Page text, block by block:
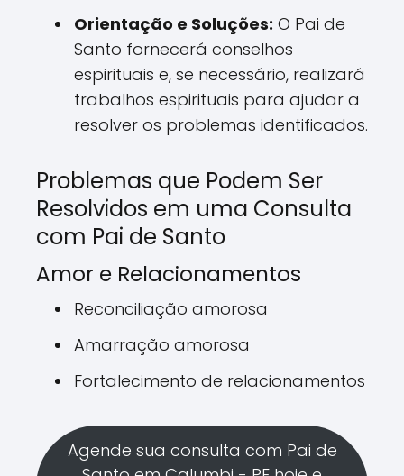
Orientação e Soluções: O Pai de
Santo fornecerá conselhos
espirituais e, se necessário, realizará
trabalhos espirituais para ajudar a
resolver os problemas identificados.
Problemas que Podem Ser
Resolvidos em uma Consulta
com Pai de Santo
Amor e Relacionamentos
Reconciliação amorosa
Amarração amorosa
Fortalecimento de relacionamentos
Agende sua consulta com Pai de